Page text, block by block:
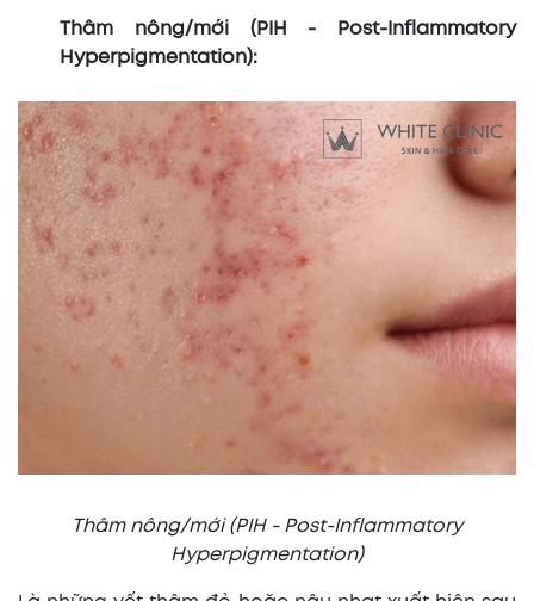
Thâm nông/mới (PIH - Post-Inflammatory
Hyperpigmentation):
Thâm nông/mới (PIH - Post-Inflammatory
Hyperpigmentation)